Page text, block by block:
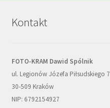
Kontakt
FOTO-KRAM Dawid Spólnik
ul. Legionów Józefa Piłsudskiego 7
30-509 Kraków
NIP: 6792154927